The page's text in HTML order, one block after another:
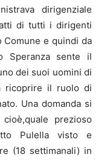
dirigenziale
di tutti i dirigenti
Comune e quindi da
Speranza sente il
dei suoi uomini di
ricoprire il ruolo di
Una domanda si
prezioso
Pulella visto e
(18 settimanali) in